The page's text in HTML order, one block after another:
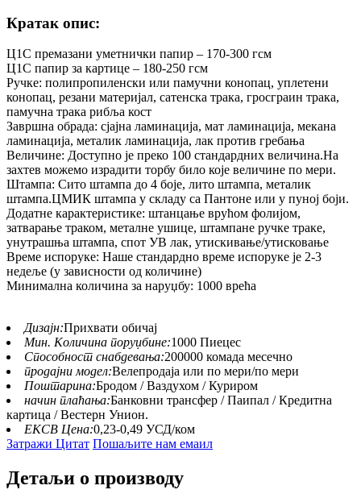
Кратак опис:
Ц1С премазани уметнички папир – 170-300 гсм
Ц1С папир за картице – 180-250 гсм
Ручке: полипропиленски или памучни конопац, уплетени
конопац, резани материјал, сатенска трака, гросграин трака,
памучна трака рибља кост
Завршна обрада: сјајна ламинација, мат ламинација, мекана
ламинација, металик ламинација, лак против гребања
Величине: Доступно је преко 100 стандардних величина.На
захтев можемо израдити торбу било које величине по мери.
Штампа: Сито штампа до 4 боје, лито штампа, металик
штампа.ЦМИК штампа у складу са Пантоне или у пуној боји.
Додатне карактеристике: штанцање врућом фолијом,
затварање траком, металне ушице, штампане ручке траке,
унутрашња штампа, спот УВ лак, утискивање/утисковање
Време испоруке: Наше стандардно време испоруке је 2-3
недеље (у зависности од количине)
Минимална количина за наруџбу: 1000 врећа
Дизајн:Прихвати обичај
Мин. Количина поруџбине:1000 Пиецес
Способност снабдевања:200000 комада месечно
продајни модел:Велепродаја или по мери/по мери
Поштарина:Бродом / Ваздухом / Куриром
начин плаћања:Банковни трансфер / Паипал / Кредитна
картица / Вестерн Унион.
ЕКСВ Цена:0,23-0,49 УСД/ком
Затражи Цитат Пошаљите нам емаил
Детаљи о производу